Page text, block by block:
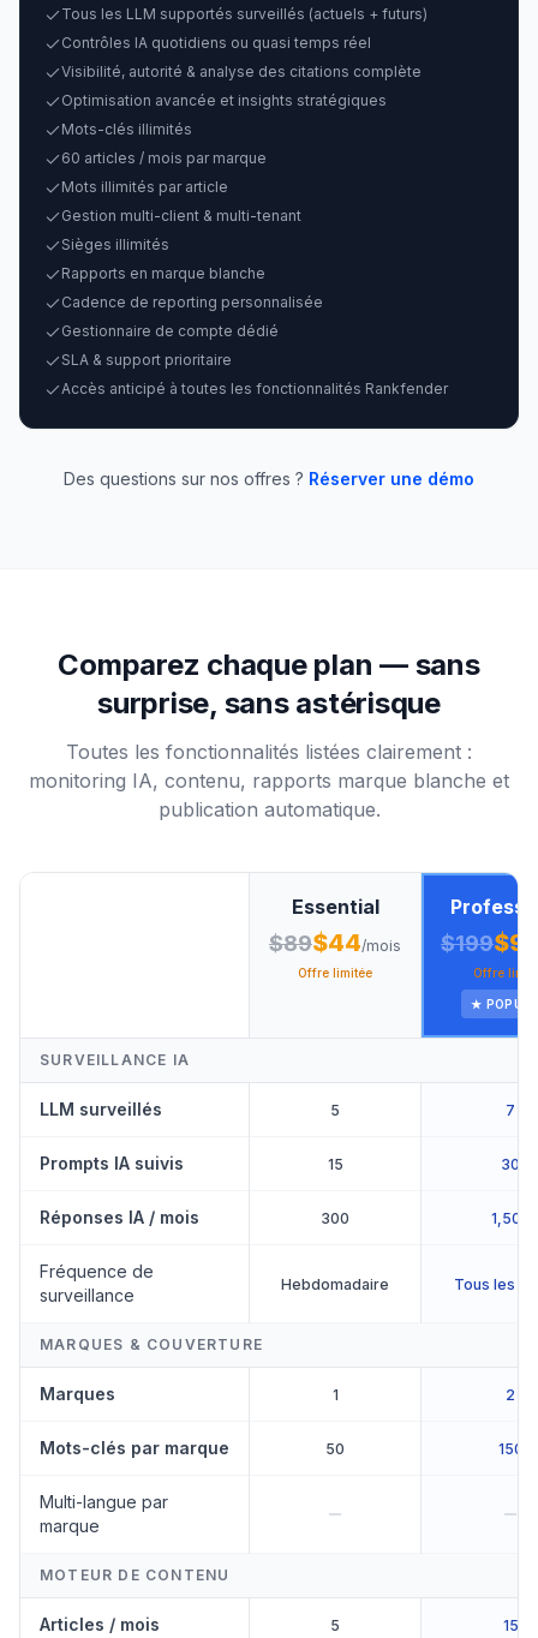
Tous les LLM supportés surveillés (actuels + futurs)
Contrôles IA quotidiens ou quasi temps réel
Visibilité, autorité & analyse des citations complète
Optimisation avancée et insights stratégiques
Mots-clés illimités
60 articles / mois par marque
Mots illimités par article
Gestion multi-client & multi-tenant
Sièges illimités
Rapports en marque blanche
Cadence de reporting personnalisée
Gestionnaire de compte dédié
SLA & support prioritaire
Accès anticipé à toutes les fonctionnalités Rankfender
Des questions sur nos offres ? Réserver une démo
Comparez chaque plan — sans
surprise, sans astérisque
Toutes les fonctionnalités listées clairement :
monitoring IA, contenu, rapports marque blanche et
publication automatique.
Essential
$89$44/mois
Offre limitée
$199
Offre
★
SURVEILLANCE IA
LLM surveillés 5 7
Prompts IA suivis 15 30
Réponses IA / mois 300 1,500
Fréquence de
surveillance
Hebdomadaire Tous les 2
MARQUES & COUVERTURE
Marques 1 2
Mots-clés par marque 50 150
Multi-langue par
marque
MOTEUR DE CONTENU
Articles / mois 5 15